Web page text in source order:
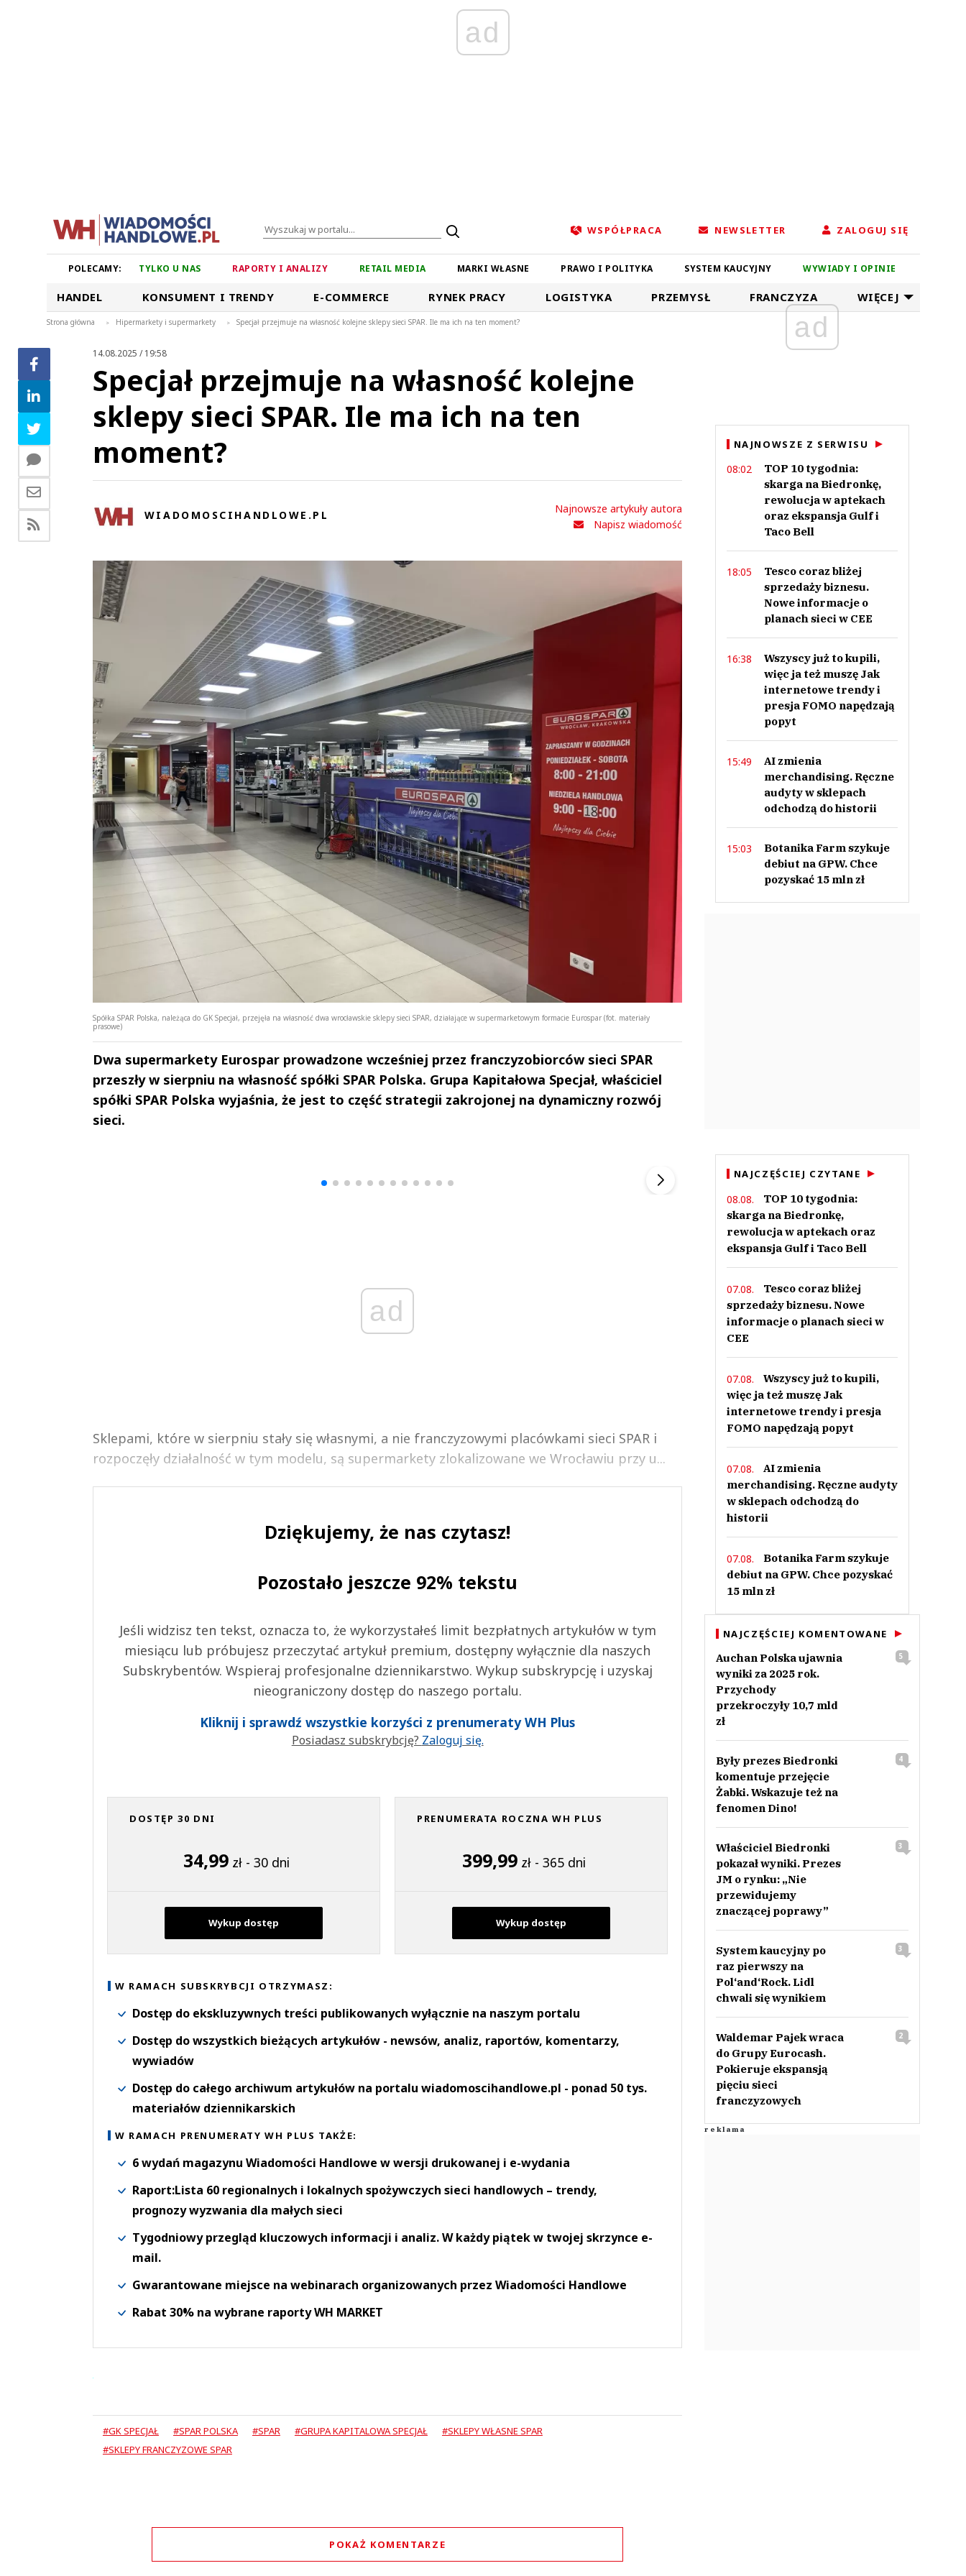
ad
WSPÓŁPRACA NEWSLETTER ZALOGUJ SIĘ
POLECAMY: TYLKO U NAS RAPORTY I ANALIZY RETAIL MEDIA MARKI WŁASNE PRAWO I POLITYKA SYSTEM KAUCYJNY WYWIADY I OPINIE
HANDEL KONSUMENT I TRENDY E-COMMERCE RYNEK PRACY LOGISTYKA PRZEMYSŁ FRANCZYZA WIĘCEJ
Strona główna > Hipermarkety i supermarkety > Specjał przejmuje na własność kolejne sklepy sieci SPAR. Ile ma ich na ten moment?
14.08.2025 / 19:58
Specjał przejmuje na własność kolejne
sklepy sieci SPAR. Ile ma ich na ten
moment?
WIADOMOSCIHANDLOWE.PL
Najnowsze artykuły autora
Napisz wiadomość
Spółka SPAR Polska, należąca do GK Specjał, przejęła na własność dwa wrocławskie sklepy sieci SPAR, działające w supermarketowym formacie Eurospar (fot. materiały
prasowe)
Dwa supermarkety Eurospar prowadzone wcześniej przez franczyzobiorców sieci SPAR
przeszły w sierpniu na własność spółki SPAR Polska. Grupa Kapitałowa Specjał, właściciel
spółki SPAR Polska wyjaśnia, że jest to część strategii zakrojonej na dynamiczny rozwój
sieci.
ad
Sklepami, które w sierpniu stały się własnymi, a nie franczyzowymi placówkami sieci SPAR i
rozpoczęły działalność w tym modelu, są supermarkety zlokalizowane we Wrocławiu przy u...
Dziękujemy, że nas czytasz!
Pozostało jeszcze 92% tekstu
Jeśli widzisz ten tekst, oznacza to, że wykorzystałeś limit bezpłatnych artykułów w tym
miesiącu lub próbujesz przeczytać artykuł premium, dostępny wyłącznie dla naszych
Subskrybentów. Wspieraj profesjonalne dziennikarstwo. Wykup subskrypcję i uzyskaj
nieograniczony dostęp do naszego portalu.
Kliknij i sprawdź wszystkie korzyści z prenumeraty WH Plus
Posiadasz subskrybcję? Zaloguj się.
DOSTĘP 30 DNI
34,99 zł - 30 dni
Wykup dostęp
PRENUMERATA ROCZNA WH PLUS
399,99 zł - 365 dni
Wykup dostęp
W RAMACH SUBSKRYBCJI OTRZYMASZ:
Dostęp do ekskluzywnych treści publikowanych wyłącznie na naszym portalu
Dostęp do wszystkich bieżących artykułów - newsów, analiz, raportów, komentarzy,
wywiadów
Dostęp do całego archiwum artykułów na portalu wiadomoscihandlowe.pl - ponad 50 tys.
materiałów dziennikarskich
W RAMACH PRENUMERATY WH PLUS TAKŻE:
6 wydań magazynu Wiadomości Handlowe w wersji drukowanej i e-wydania
Raport:Lista 60 regionalnych i lokalnych spożywczych sieci handlowych – trendy,
prognozy wyzwania dla małych sieci
Tygodniowy przegląd kluczowych informacji i analiz. W każdy piątek w twojej skrzynce e-
mail.
Gwarantowane miejsce na webinarach organizowanych przez Wiadomości Handlowe
Rabat 30% na wybrane raporty WH MARKET
#GK SPECJAŁ #SPAR POLSKA #SPAR #GRUPA KAPITALOWA SPECJAŁ
#SKLEPY WŁASNE SPAR
#SKLEPY FRANCZYZOWE SPAR
POKAŻ KOMENTARZE
ad
NAJNOWSZE Z SERWISU
08:02
TOP 10 tygodnia:
skarga na Biedronkę,
rewolucja w aptekach
oraz ekspansja Gulf i
Taco Bell
18:05
Tesco coraz bliżej
sprzedaży biznesu.
Nowe informacje o
planach sieci w CEE
16:38
Wszyscy już to kupili,
więc ja też muszę Jak
internetowe trendy i
presja FOMO napędzają
popyt
15:49
AI zmienia
merchandising. Ręczne
audyty w sklepach
odchodzą do historii
15:03
Botanika Farm szykuje
debiut na GPW. Chce
pozyskać 15 mln zł
NAJCZĘŚCIEJ CZYTANE
08.08.
TOP 10 tygodnia:
skarga na Biedronkę,
rewolucja w aptekach oraz
ekspansja Gulf i Taco Bell
07.08.
Tesco coraz bliżej
sprzedaży biznesu. Nowe
informacje o planach sieci w
CEE
07.08.
Wszyscy już to kupili,
więc ja też muszę Jak
internetowe trendy i presja
FOMO napędzają popyt
07.08.
AI zmienia
merchandising. Ręczne audyty
w sklepach odchodzą do
historii
07.08.
Botanika Farm szykuje
debiut na GPW. Chce pozyskać
15 mln zł
NAJCZĘŚCIEJ KOMENTOWANE
Auchan Polska ujawnia
wyniki za 2025 rok.
Przychody
przekroczyły 10,7 mld
zł
5
Były prezes Biedronki
komentuje przejęcie
Żabki. Wskazuje też na
fenomen Dino!
4
Właściciel Biedronki
pokazał wyniki. Prezes
JM o rynku: „Nie
przewidujemy
znaczącej poprawy”
3
System kaucyjny po
raz pierwszy na
Pol‘and‘Rock. Lidl
chwali się wynikiem
3
Waldemar Pajek wraca
do Grupy Eurocash.
Pokieruje ekspansją
pięciu sieci
franczyzowych
2